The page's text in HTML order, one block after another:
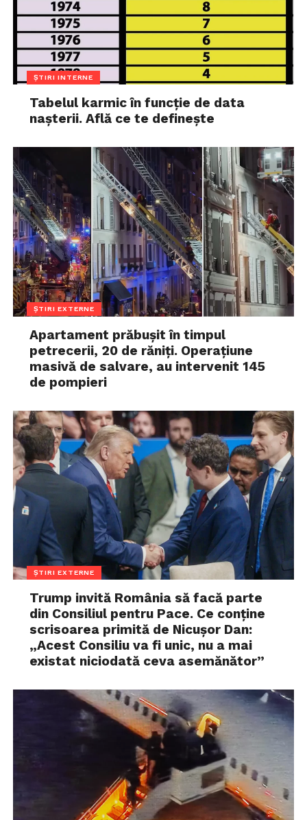
ȘTIRI INTERNE
Tabelul karmic în funcție de data
nașterii. Află ce te definește
ȘTIRI EXTERNE
Apartament prăbușit în timpul
petrecerii, 20 de răniți. Operațiune
masivă de salvare, au intervenit 145
de pompieri
ȘTIRI EXTERNE
Trump invită România să facă parte
din Consiliul pentru Pace. Ce conține
scrisoarea primită de Nicușor Dan:
„Acest Consiliu va fi unic, nu a mai
existat niciodată ceva asemănător”